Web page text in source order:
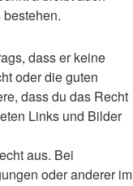
dass er keine
oder die guten
dass du das Recht
Links und Bilder
aus. Bei
oder anderer im